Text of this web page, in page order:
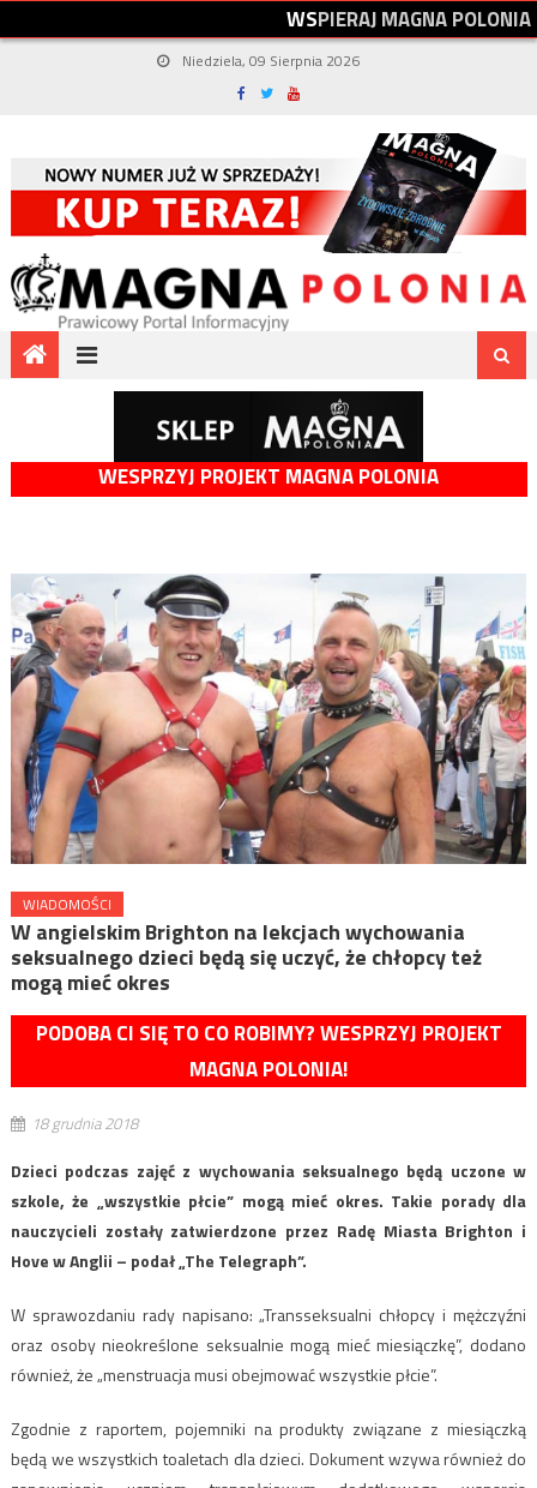
WSPIERAJMAGNAPOLONIA
Niedziela, 09 Sierpnia 2026
WESPRZYJ PROJEKT MAGNA POLONIA
WIADOMOŚCI
W angielskim Brighton na lekcjach wychowania
seksualnego dzieci będą się uczyć, że chłopcy też
mogą mieć okres
PODOBA CI SIĘ TO CO ROBIMY? WESPRZYJ PROJEKT
MAGNA POLONIA!
18 grudnia 2018
Dzieci podczas zajęć z wychowania seksualnego będą uczone w
szkole, że „wszystkie płcie” mogą mieć okres. Takie porady dla
nauczycieli zostały zatwierdzone przez Radę Miasta Brighton i
Hove w Anglii – podał „The Telegraph”.
W sprawozdaniu rady napisano: „Transseksualni chłopcy i mężczyźni
oraz osoby nieokreślone seksualnie mogą mieć miesiączkę”, dodano
również, że „menstruacja musi obejmować wszystkie płcie”.
Zgodnie z raportem, pojemniki na produkty związane z miesiączką
będą we wszystkich toaletach dla dzieci. Dokument wzywa również do